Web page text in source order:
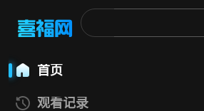
首页
观看记录